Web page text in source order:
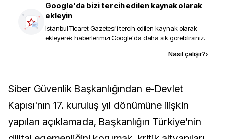
Google'da bizi tercih edilen kaynak olarak
ekleyin
İstanbul Ticaret Gazetesi'i tercih edilen kaynak olarak
ekleyerek haberlerimizi Google'da daha sık görebilirsiniz.
Nasıl çalışır?›
Siber Güvenlik Başkanlığından e-Devlet
Kapısı'nın 17. kuruluş yıl dönümüne ilişkin
yapılan açıklamada, Başkanlığın Türkiye'nin